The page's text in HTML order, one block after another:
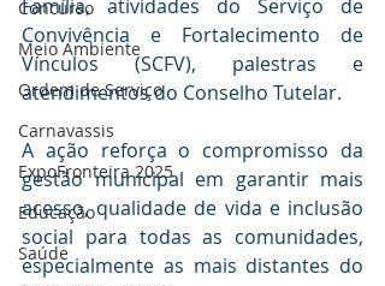
Concurso
Meio Ambiente
Ordem de Serviço
Carnavassis
ExpoFronteira 2025
Educação
Saúde
Família, atividades do Serviço de
Convivência e Fortalecimento de
Vínculos (SCFV), palestras e
atendimentos do Conselho Tutelar.
A ação reforça o compromisso da
gestão municipal em garantir mais
acesso, qualidade de vida e inclusão
social para todas as comunidades,
especialmente as mais distantes do